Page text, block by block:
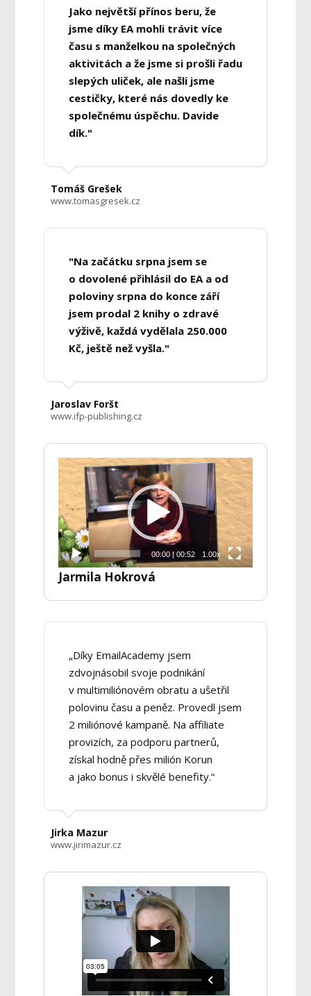
Jako největší přínos beru, že
jsme díky EA mohli trávit více
času s manželkou na společných
aktivitách a že jsme si prošli řadu
slepých uliček, ale našli jsme
cestičky, které nás dovedly ke
společnému úspěchu. Davide
dík."
Tomáš Grešek
www.tomasgresek.cz
"Na začátku srpna jsem se
o dovolené přihlásil do EA a od
poloviny srpna do konce září
jsem prodal 2 knihy o zdravé
výživě, každá vydělala 250.000
Kč, ještě než vyšla."
Jaroslav Foršt
www.ifp-publishing.cz
Video
přehrávač
00:00|00:52 1.00x
Jarmila Hokrová
„Díky EmailAcademy jsem
zdvojnásobil svoje podnikání
v multimiliónovém obratu a ušetřil
polovinu času a peněz. Provedl jsem
2 miliónové kampaně. Na affiliate
provizích, za podporu partnerů,
získal hodně přes milión Korun
a jako bonus i skvělé benefity.“
Jirka Mazur
www.jirimazur.cz